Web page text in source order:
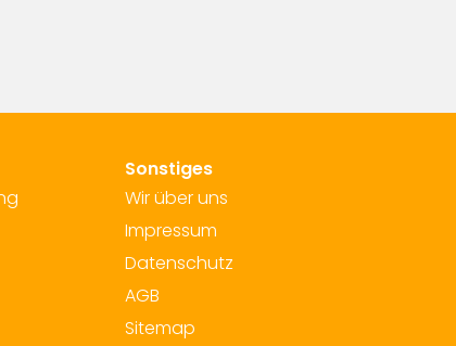
Sonstiges
Wir über uns
Impressum
Datenschutz
AGB
Sitemap